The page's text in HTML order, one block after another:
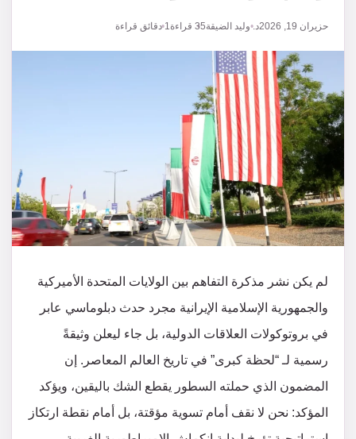
حزيران 19, 2026 د. وليد الضيقة35 قراءة1 دقائق قراءة
​لم يكن نشر مذكرة التفاهم بين الولايات المتحدة الأميركية
والجمهورية الإسلامية الإيرانية مجرد حدث دبلوماسي عابر
في بروتوكولات العلاقات الدولية، بل جاء ليعلن وثيقةً
رسمية لـ “لحظة كبرى” في تاريخ العالم المعاصر. إن
المضمون الذي حملته السطور يقطع الشك باليقين، ويؤكد
المؤكد: نحن لا نقف أمام تسوية مؤقتة، بل أمام نقطة ارتكاز